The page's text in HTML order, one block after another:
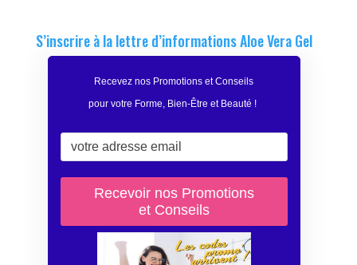
S’inscrire à la lettre d’informations Aloe Vera Gel
Recevez nos Promotions et Conseils
pour votre Forme, Bien-Être et Beauté !